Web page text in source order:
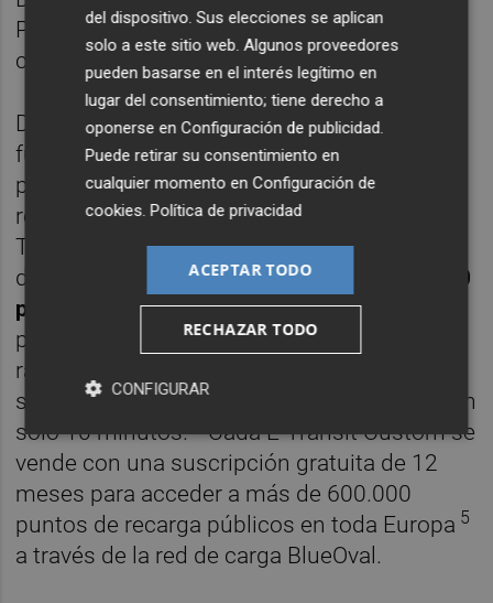
Pro Telematics1 - o FordPass,4 si operan
con un solo vehículo.
Dado que algunas pymes utilizan su
furgoneta de trabajo como vehículo
personal, Ford Pro ofrece un soporte de
recarga pública para viajes más largos. La E-
Transit Custom admite carga rápida de CC
de hasta 125 kW para unarecarga del 10-80
por ciento en unos 39 minutos. 3El nuevo
perfil recarga la energía para permitir cargas
rápidas y útiles; en pruebas de laboratorio, el
sistema proporcionó 82 km de autonomía en
solo 10 minutos. Cada E‑Transit Custom se
vende con una suscripción gratuita de 12
meses para acceder a más de 600.000
puntos de recarga públicos en toda Europa 5
a través de la red de carga BlueOval.
del dispositivo. Sus elecciones se aplican
solo a este sitio web. Algunos proveedores
pueden basarse en el interés legítimo en
lugar del consentimiento; tiene derecho a
oponerse enConfiguración de publicidad
Puede retirar su consentimiento en
cualquier momento enConfiguración de
cookies .Política de privacidad
ACEPTAR TODO
RECHAZAR TODO
CONFIGURAR